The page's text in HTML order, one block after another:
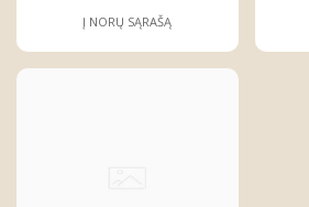
Į NORŲ SĄRAŠĄ